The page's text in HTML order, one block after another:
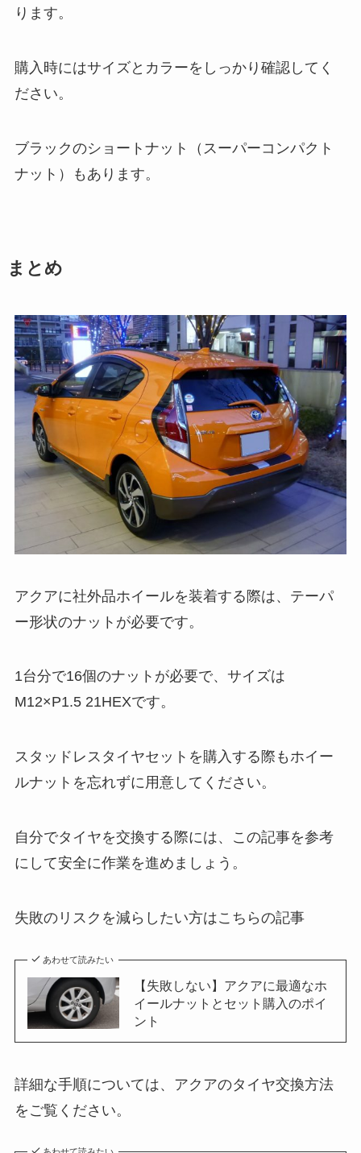
ります。
購入時にはサイズとカラーをしっかり確認してく
ださい。
ブラックのショートナット（スーパーコンパクト
ナット）もあります。
まとめ
アクアに社外品ホイールを装着する際は、テーパ
ー形状のナットが必要です。
1台分で16個のナットが必要で、サイズは
M12×P1.5 21HEXです。
スタッドレスタイヤセットを購入する際もホイー
ルナットを忘れずに用意してください。
自分でタイヤを交換する際には、この記事を参考
にして安全に作業を進めましょう。
失敗のリスクを減らしたい方はこちらの記事
あわせて読みたい
【失敗しない】アクアに最適なホ
イールナットとセット購入のポイ
ント
詳細な手順については、アクアのタイヤ交換方法
をご覧ください。